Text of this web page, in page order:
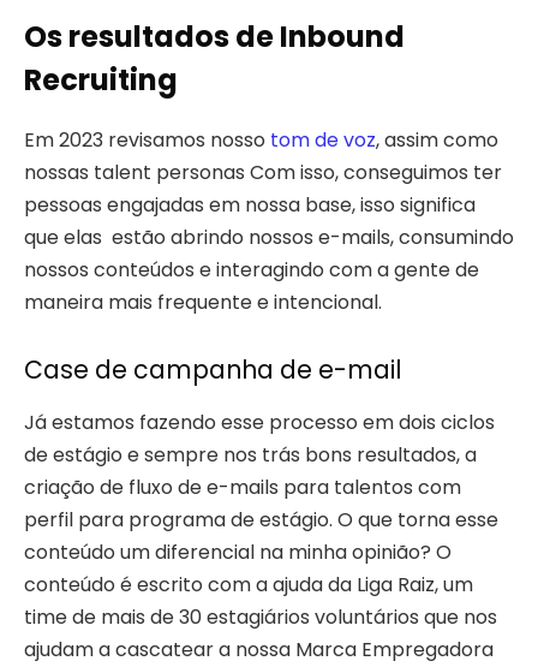
Os resultados de Inbound
Recruiting
Em 2023 revisamos nosso tom de voz, assim como
nossas talent personas Com isso, conseguimos ter
pessoas engajadas em nossa base, isso significa
que elas estão abrindo nossos e-mails, consumindo
nossos conteúdos e interagindo com a gente de
maneira mais frequente e intencional.
Case de campanha de e-mail
Já estamos fazendo esse processo em dois ciclos
de estágio e sempre nos trás bons resultados, a
criação de fluxo de e-mails para talentos com
perfil para programa de estágio. O que torna esse
conteúdo um diferencial na minha opinião? O
conteúdo é escrito com a ajuda da Liga Raiz, um
time de mais de 30 estagiários voluntários que nos
ajudam a cascatear a nossa Marca Empregadora